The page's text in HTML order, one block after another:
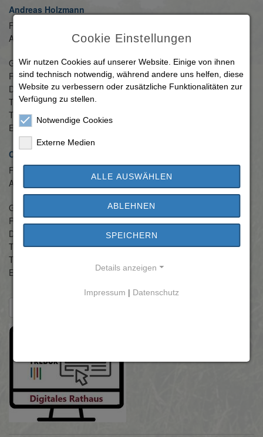
Andreas Holzmann
Fachbereich:
Amt:
Betriebsleiter Gemeindewerke
Gebäude:
Rathaus
Raum:
KG - Westflügel
Dienstort:
Herrngasse 3 65468 Trebur
Telefon:
06147 208-25
Telefax:
06147 3969
E-Mail:
andreas.holzmann(at)trebur.de
Clarissa Fußbroich
Fachbereich:
Gemeindewerke Abwasserbeseitigung Trebur
Amt:
Abwasserbeseitigung Trebur
Gebäude:
Raum:
KG - Westflügel
Dienstort:
Herrngasse 3 65468 Trebur
Telefon:
06147-208-38
Telefax:
E-Mail:
clarissa.fussbroich(at)trebur.de
Cookie Einstellungen
Wir nutzen Cookies auf unserer Website. Einige von ihnen
sind technisch notwendig, während andere uns helfen, diese
Website zu verbessern oder zusätzliche Funktionalitäten zur
Verfügung zu stellen.
Notwendige Cookies
Externe Medien
ALLE AUSWÄHLEN
ABLEHNEN
SPEICHERN
Details anzeigen
Impressum | Datenschutz